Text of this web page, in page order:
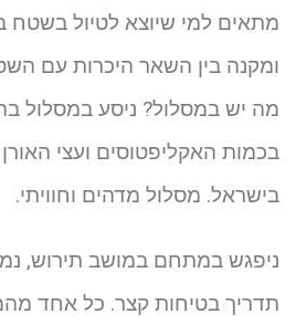
מתאים למי שיוצא לטיול בשטח
ומקנה בין השאר היכרות עם
מה יש במסלול? ניסע במסלול
בכמות האקליפטוסים ועצי
בישראל. מסלול מדהים וחוויתי.
ניפגש במתחם במושב תירוש,
תדריך בטיחות קצר. כל אחד